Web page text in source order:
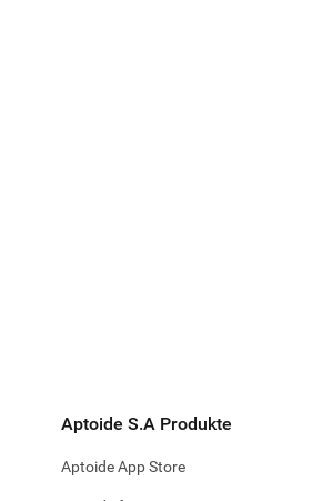
Aptoide S.A Produkte
Aptoide App Store